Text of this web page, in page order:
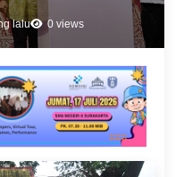
lalu 0 views